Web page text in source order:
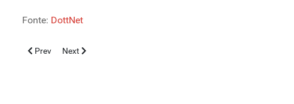
Fonte: DottNet
Previous article: Obesità infantile: con l’approccio multi-omico definiti i
Prev Next article: Beta-talassemia in Italia: nuove prospettive con le
Next